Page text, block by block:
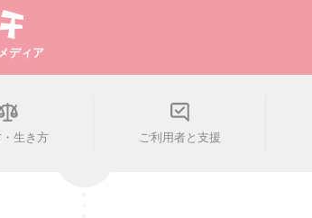
ディア
生き方 ご利用者と支援